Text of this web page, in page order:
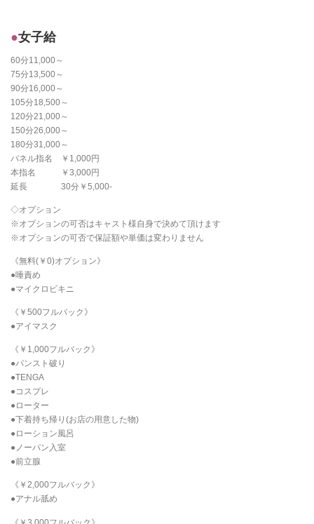
女子給
60分11,000～
75分13,500～
90分16,000～
105分18,500～
120分21,000～
150分26,000～
180分31,000～
パネル指名 ￥1,000円
本指名 ￥3,000円
延長 30分￥5,000-
◇オプション
※オプションの可否はキャスト様自身で決めて頂けます
※オプションの可否で保証額や単価は変わりません
《無料(￥0)オプション》
●唾責め
●マイクロビキニ
《￥500フルバック》
●アイマスク
《￥1,000フルバック》
●パンスト破り
●TENGA
●コスプレ
●ローター
●下着持ち帰り(お店の用意した物)
●ローション風呂
●ノーパン入室
●前立腺
《￥2,000フルバック》
●アナル舐め